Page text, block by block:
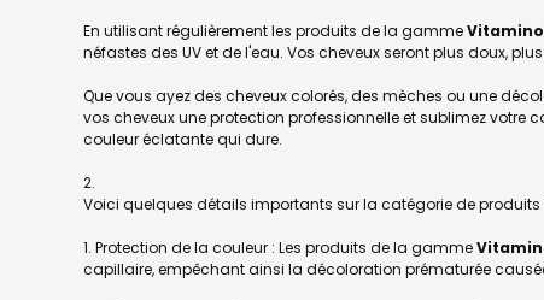
En utilisant régulièrement les produits de la gammeVitamino
néfastes des UV et de l'eau. Vos cheveux seront plus doux,
Que vous ayez des cheveux colorés, des mèches ou une
vos cheveux une protection professionnelle et sublimez votre
couleur éclatante qui dure.
Voici quelques détails importants sur la catégorie de produits
1. Protection de la couleur : Les produits de la gamme
capillaire, empêchant ainsi la décoloration prématurée